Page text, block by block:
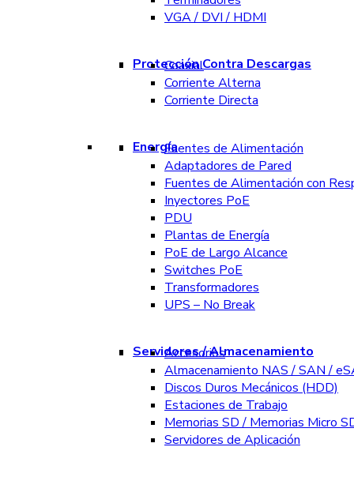
VGA / DVI / HDMI
Protección Contra Descargas
Coaxial
Corriente Alterna
Corriente Directa
EnergíaFuentes de Alimentación
Adaptadores de Pared
Fuentes de Alimentación con
Inyectores PoE
PDU
Plantas de Energía
PoE de Largo Alcance
Switches PoE
Transformadores
UPS – No Break
Servidores / Almacenamiento
Accesorios
Almacenamiento NAS / SAN /
Discos Duros Mecánicos (HDD)
Estaciones de Trabajo
Memorias SD / Memorias Micro
Servidores de Aplicación